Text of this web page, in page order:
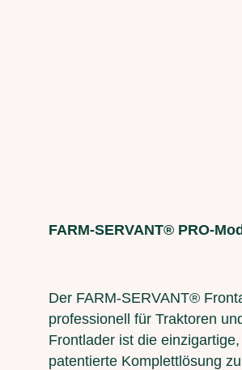
FARM-SERVANT® PRO-
Der FARM-SERVANT®
professionell für Traktoren
Frontlader ist die einzigartige,
patentierte Komplettlösung